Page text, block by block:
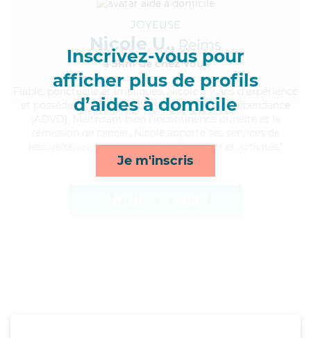
Inscrivez-vous pour
afficher plus de profils
d’aides à domicile
Je m'inscris
JOYEUSE
Nicole U., Reims
à 5km de chez Vous
, ponctuelle et impliquée, Nicole a 9 ans d'expérience
et possède un diplôme d'Assistante De Vie Dépendance
lessive/repassage, rappels, lever/coucher et activités*